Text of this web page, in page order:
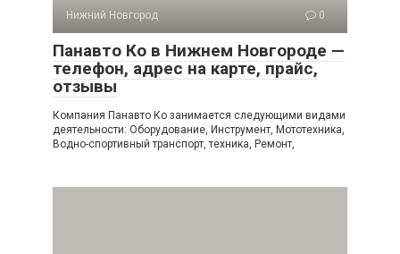
Нижний Новгород 0
Панавто Ко в Нижнем Новгороде —
телефон, адрес на карте, прайс,
отзывы
Компания Панавто Ко занимается следующими видами
деятельности: Оборудование, Инструмент, Мототехника,
Водно-спортивный транспорт, техника, Ремонт,